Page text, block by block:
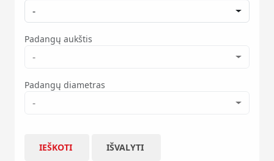
-
Padangų aukštis
-
Padangų diametras
-
IEŠKOTI IŠVALYTI